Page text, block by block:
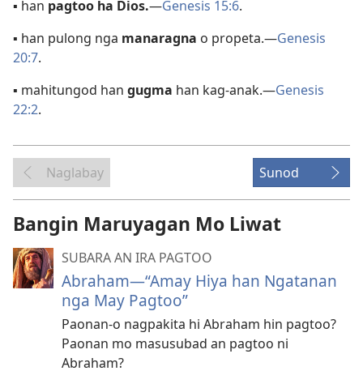
▪ han pagtoo ha Dios.—Genesis 15:6.
▪ han pulong nga manaragna o propeta.—Genesis
20:7.
▪ mahitungod han gugma han kag-anak.—Genesis
22:2.
Naglabay Sunod
Bangin Maruyagan Mo Liwat
SUBARA AN IRA PAGTOO
Abraham—“Amay Hiya han Ngatanan
nga May Pagtoo”
Paonan-o nagpakita hi Abraham hin pagtoo?
Paonan mo masusubad an pagtoo ni
Abraham?